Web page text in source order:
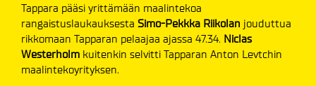
Tappara pääsi yrittämään maalintekoa
rangaistuslaukauksesta Simo-Pekkka Riikolan jouduttua
rikkomaan Tapparan pelaajaa ajassa 47.34. Niclas
Westerholm kuitenkin selvitti Tapparan Anton Levtchin
maalintekoyrityksen.